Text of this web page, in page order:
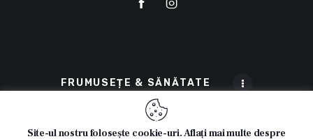
FRUMUSEȚE & SĂNĂTATE
Site-ul nostru folosește cookie-uri. Aflați mai multe despre